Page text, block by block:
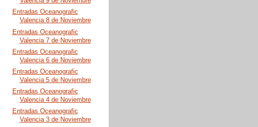
Entradas Oceanografic
Valencia 8 de Noviembre
Entradas Oceanografic
Valencia 7 de Noviembre
Entradas Oceanografic
Valencia 6 de Noviembre
Entradas Oceanografic
Valencia 5 de Noviembre
Entradas Oceanografic
Valencia 4 de Noviembre
Entradas Oceanografic
Valencia 3 de Noviembre